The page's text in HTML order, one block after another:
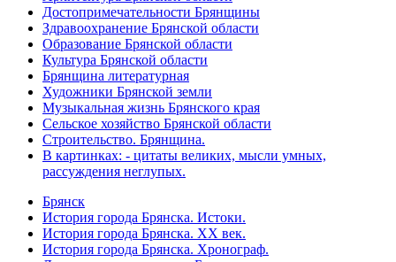
Достопримечательности Брянщины
Здравоохранение Брянской области
Образование Брянской области
Культура Брянской области
Брянщина литературная
Художники Брянской земли
Музыкальная жизнь Брянского края
Сельское хозяйство Брянской области
Строительство. Брянщина.
В картинках: - цитаты великих, мысли умных,
рассуждения неглупых.
Брянск
История города Брянска. Истоки.
История города Брянска. XX век.
История города Брянска. Хронограф.